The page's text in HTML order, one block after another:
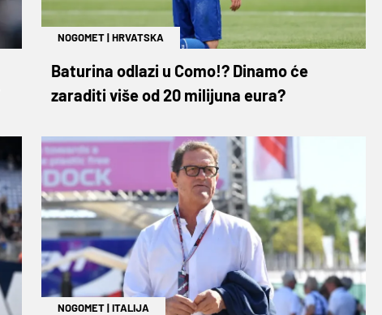
NOGOMET|HRVATSKA
Baturina odlazi u Como!? Dinamo će
zaraditi više od 20 milijuna eura?
NOGOMET|ITALIJA